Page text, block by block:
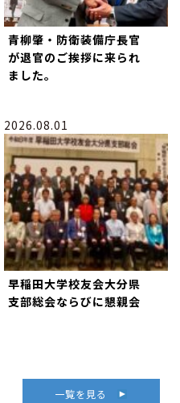
青柳肇・防衛装備庁長官
が退官のご挨拶に来られ
ました。
2026.08.01
早稲田大学校友会大分県
支部総会ならびに懇親会
一覧を見る